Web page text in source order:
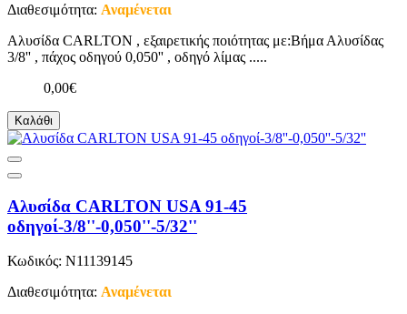
Διαθεσιμότητα: Αναμένεται
Αλυσίδα CARLTON , εξαιρετικής ποιότητας με:Βήμα Αλυσίδας
3/8'' , πάχος οδηγού 0,050'' , οδηγό λίμας .....
0,00€
Καλάθι
Αλυσίδα CARLTON USA 91-45
οδηγοί-3/8''-0,050''-5/32''
Κωδικός: N11139145
Διαθεσιμότητα: Αναμένεται